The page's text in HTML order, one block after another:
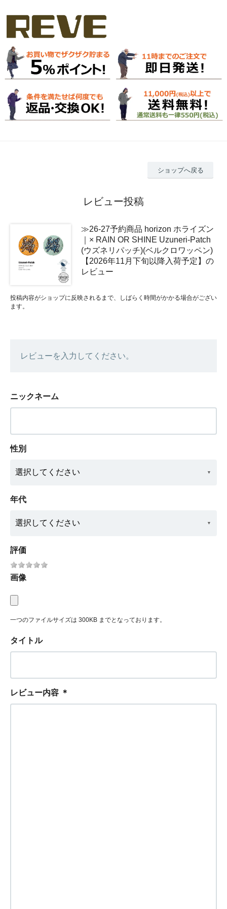
ショップへ戻る
レビュー投稿
≫26-27予約商品 horizon ホライズン
｜× RAIN OR SHINE Uzuneri-Patch
(ウズネリパッチ)(ベルクロワッペン)
【2026年11月下旬以降入荷予定】の
レビュー
投稿内容がショップに反映されるまで、しばらく時間がかかる場合がござい
ます。
レビューを入力してください。
ニックネーム
性別
年代
評価
画像
一つのファイルサイズは 300KB までとなっております。
タイトル
レビュー内容 ＊